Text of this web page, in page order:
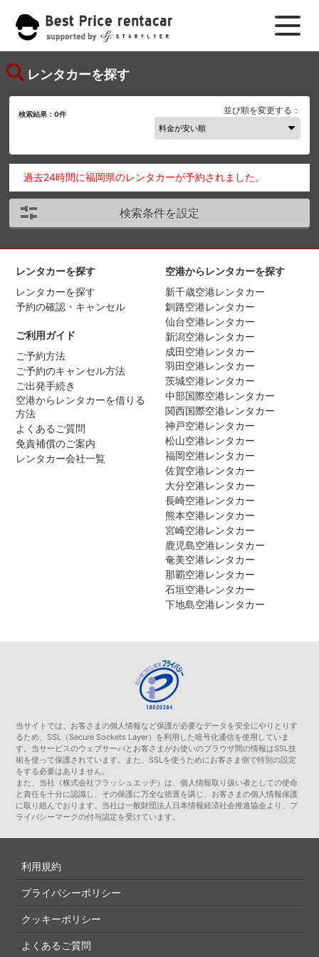
レンタカーを探す
検索結果：0件 並び順を変更する：
過去24時間に福岡県のレンタカーが予約されました。
検索条件を設定
レンタカーを探す
レンタカーを探す
予約の確認・キャンセル
ご利用ガイド
ご予約方法
ご予約のキャンセル方法
ご出発手続き
空港からレンタカーを借りる
方法
よくあるご質問
免責補償のご案内
レンタカー会社一覧
空港からレンタカーを探す
新千歳空港レンタカー
釧路空港レンタカー
仙台空港レンタカー
新潟空港レンタカー
成田空港レンタカー
羽田空港レンタカー
茨城空港レンタカー
中部国際空港レンタカー
関西国際空港レンタカー
神戸空港レンタカー
松山空港レンタカー
福岡空港レンタカー
佐賀空港レンタカー
大分空港レンタカー
長崎空港レンタカー
熊本空港レンタカー
宮崎空港レンタカー
鹿児島空港レンタカー
奄美空港レンタカー
那覇空港レンタカー
石垣空港レンタカー
下地島空港レンタカー
当サイトでは、お客さまの個人情報など保護が必要なデータを安全にやりとりす
るため、SSL（Secure Sockets Layer）を利用した暗号化通信を使用していま
す。当サービスのウェブサーバとお客さまがお使いのブラウザ間の情報はSSL技
術を使って保護されています。また、SSLを使うためにお客さま側で特別の設定
をする必要はありません。
また、当社（株式会社フラッシュエッヂ）は、個人情報取り扱い者としての使命
と責任を十分に認識し、その保護に万全な措置を講じ、お客さまの個人情報保護
に取り組んでおります。当社は一般財団法人日本情報経済社会推進協会より、プ
ライバシーマークの付与認定を受けています。
利用規約
プライバシーポリシー
クッキーポリシー
よくあるご質問